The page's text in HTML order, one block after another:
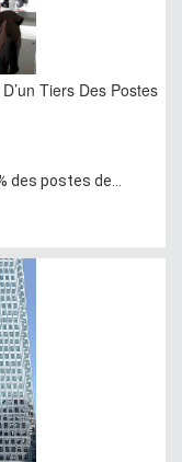
Tiers Des Postes
des postes de...